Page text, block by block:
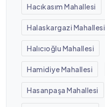
Hacıkasım Mahallesi
Halaskargazi Mahallesi
Halıcıoğlu Mahallesi
Hamidiye Mahallesi
Hasanpaşa Mahallesi